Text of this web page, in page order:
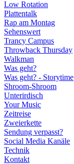
Low Rotation
Plattentalk
Rap am Montag
Sehenswert
Trancy Campus
Throwback Thursday
Walkman
Was geht?
Was geht? - Storytime
Shroom-Shroom
Unterirdisch
Your Music
Zeitreise
Zweierkette
Sendung verpasst?
Social Media Kanäle
Technik
Kontakt